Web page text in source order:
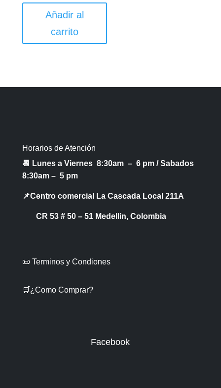
Añadir al
carrito
Horarios de Atención
📆 Lunes a Viernes 8:30am – 6 pm /Sabados
8:30am – 5 pm
📌Centro comercial La Cascada Local 211A
CR 53 # 50 – 51 Medellin, Colombia
📜 Terminos y Condiones
🛒¿Como Comprar?
Facebook